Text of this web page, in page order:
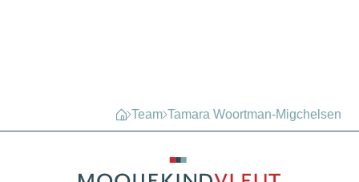
Team Tamara Woortman-Migchelsen